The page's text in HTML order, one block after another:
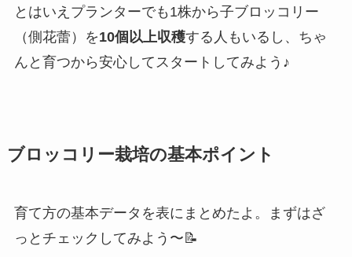
とはいえプランターでも1株から子ブロッコリー
（側花蕾）を10個以上収穫する人もいるし、ちゃ
んと育つから安心してスタートしてみよう♪
ブロッコリー栽培の基本ポイント
育て方の基本データを表にまとめたよ。まずはざ
っとチェックしてみよう〜📝